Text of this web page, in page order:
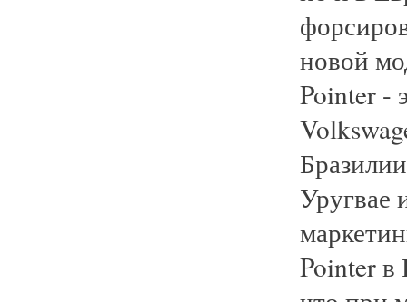
новой
Pointer -
Уругвае
Pointer в